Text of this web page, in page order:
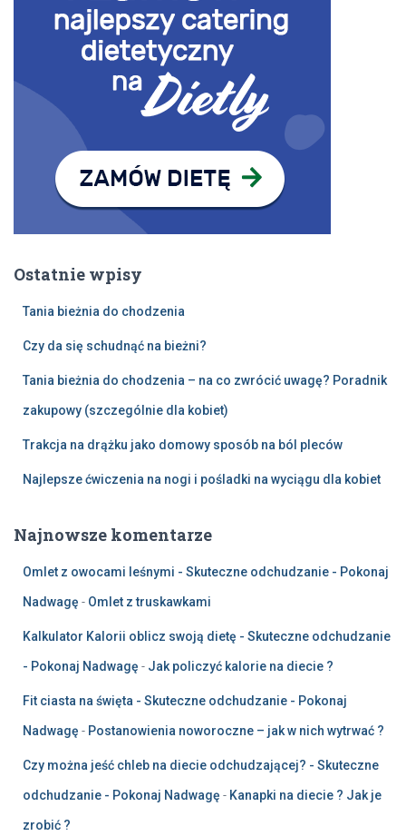
Ostatnie wpisy
Tania bieżnia do chodzenia
Czy da się schudnąć na bieżni?
Tania bieżnia do chodzenia – na co zwrócić uwagę? Poradnik
zakupowy (szczególnie dla kobiet)
Trakcja na drążku jako domowy sposób na ból pleców
Najlepsze ćwiczenia na nogi i pośladki na wyciągu dla kobiet
Najnowsze komentarze
Omlet z owocami leśnymi - Skuteczne odchudzanie - Pokonaj
Nadwagę - Omlet z truskawkami
Kalkulator Kalorii oblicz swoją dietę - Skuteczne odchudzanie
- Pokonaj Nadwagę - Jak policzyć kalorie na diecie ?
Fit ciasta na święta - Skuteczne odchudzanie - Pokonaj
Nadwagę - Postanowienia noworoczne – jak w nich wytrwać ?
Czy można jeść chleb na diecie odchudzającej? - Skuteczne
odchudzanie - Pokonaj Nadwagę - Kanapki na diecie ? Jak je
zrobić ?